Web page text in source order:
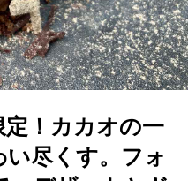
定！カカオの一
尽くす。フォ